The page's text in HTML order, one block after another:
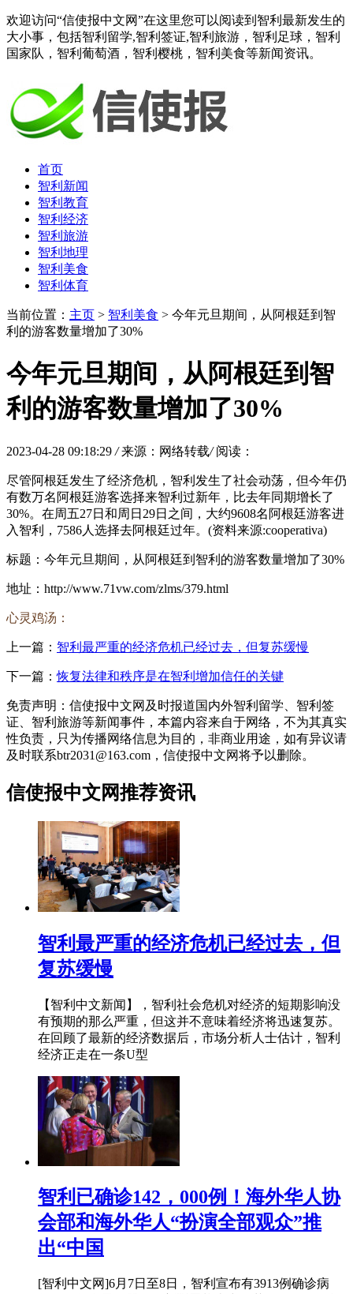
欢迎访问“信使报中文网”在这里您可以阅读到智利最新发生的
大小事，包括智利留学,智利签证,智利旅游，智利足球，智利
国家队，智利葡萄酒，智利樱桃，智利美食等新闻资讯。
首页
智利新闻
智利教育
智利经济
智利旅游
智利地理
智利美食
智利体育
当前位置： 主页 > 智利美食 > 今年元旦期间，从阿根廷到智
利的游客数量增加了30%
今年元旦期间，从阿根廷到智
利的游客数量增加了30%
2023-04-28 09:18:29 / 来源：网络转载/ 阅读：
尽管阿根廷发生了经济危机，智利发生了社会动荡，但今年仍
有数万名阿根廷游客选择来智利过新年，比去年同期增长了
30%。在周五27日和周日29日之间，大约9608名阿根廷游客进
入智利，7586人选择去阿根廷过年。(资料来源:cooperativa)
标题：今年元旦期间，从阿根廷到智利的游客数量增加了30%
地址：http://www.71vw.com/zlms/379.html
心灵鸡汤：
上一篇： 智利最严重的经济危机已经过去，但复苏缓慢
下一篇：恢复法律和秩序是在智利增加信任的关键
免责声明：信使报中文网及时报道国内外智利留学、智利签
证、智利旅游等新闻事件，本篇内容来自于网络，不为其真实
性负责，只为传播网络信息为目的，非商业用途，如有异议请
及时联系btr2031@163.com，信使报中文网将予以删除。
信使报中文网推荐资讯
智利最严重的经济危机已经过去，但
复苏缓慢
【智利中文新闻】，智利社会危机对经济的短期影响没
有预期的那么严重，但这并不意味着经济将迅速复苏。
在回顾了最新的经济数据后，市场分析人士估计，智利
经济正走在一条U型
智利已确诊142，000例！海外华人协
会部和海外华人“扮演全部观众”推
出“中国
[智利中文网]6月7日至8日，智利宣布有3913例确诊病